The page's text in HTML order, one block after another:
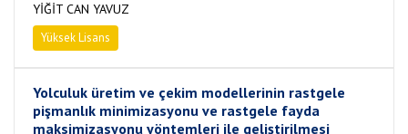
YİĞİT CAN YAVUZ
Yüksek Lisans
Yolculuk üretim ve çekim modellerinin rastgele
pişmanlık minimizasyonu ve rastgele fayda
maksimizasyonu yöntemleri ile geliştirilmesi